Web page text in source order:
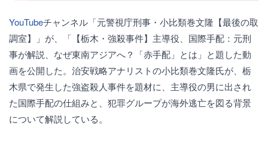
YouTubeチャンネル「元警視庁刑事・小比類巻文隆【最後の取
調室】」が、「【栃木・強殺事件】主導役、国際手配：元刑
事が解説、なぜ東南アジアへ？「赤手配」とは」と題した動
画を公開した。治安戦略アナリストの小比類巻文隆氏が、栃
木県で発生した強盗殺人事件を題材に、主導役の男に出され
た国際手配の仕組みと、犯罪グループが海外逃亡を図る背景
について解説している。